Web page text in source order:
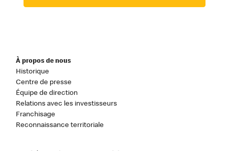
À propos de nous
Historique
Centre de presse
Équipe de direction
Relations avec les investisseurs
Franchisage
Reconnaissance territoriale